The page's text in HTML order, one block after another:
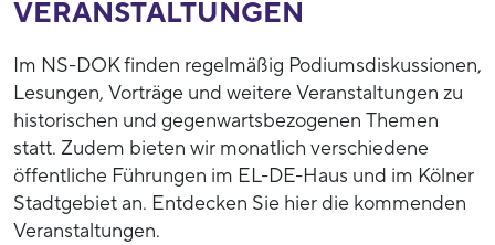
VERANSTALTUNGEN
Im NS-DOK finden regelmäßig Podiumsdiskussionen,
Lesungen, Vorträge und weitere Veranstaltungen zu
historischen und gegenwartsbezogenen Themen
statt. Zudem bieten wir monatlich verschiedene
öffentliche Führungen im EL-DE-Haus und im Kölner
Stadtgebiet an. Entdecken Sie hier die kommenden
Veranstaltungen.